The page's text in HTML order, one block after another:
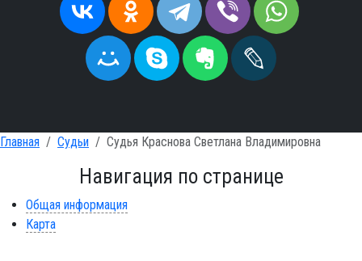
Главная Судьи Судья Краснова Светлана Владимировна
Навигация по странице
Общая информация
Карта